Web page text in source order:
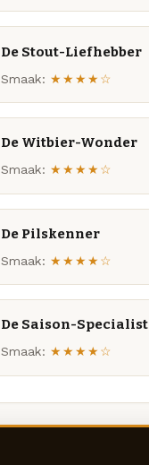
De Stout-Liefhebber
Smaak: ★★★★☆
De Witbier-Wonder
Smaak: ★★★★☆
De Pilskenner
Smaak: ★★★★☆
De Saison-Specialist
Smaak: ★★★★☆